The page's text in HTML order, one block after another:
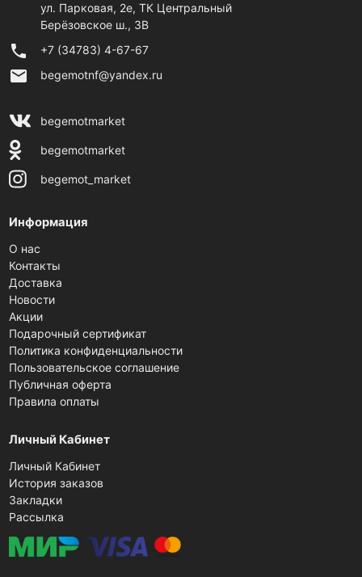
ул. Парковая, 2е, ТК Центральный
Берёзовское ш., 3В
phone +7 (34783) 4-67-67
email begemotnf@yandex.ru
begemotmarket
begemotmarket
begemot_market
Информация
О нас
Контакты
Доставка
Новости
Акции
Подарочный сертификат
Политика конфиденциальности
Пользовательское соглашение
Публичная оферта
Правила оплаты
Личный Кабинет
Личный Кабинет
История заказов
Закладки
Рассылка